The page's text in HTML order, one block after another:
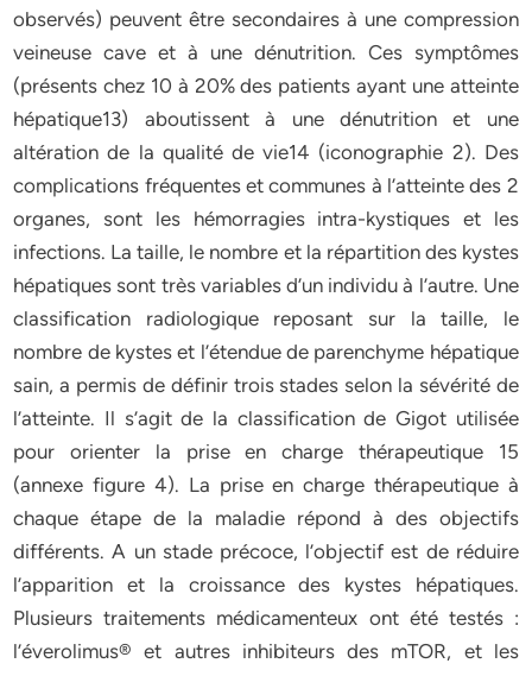
observés) peuvent être secondaires à une compression
veineuse cave et à une dénutrition. Ces symptômes
(présents chez 10 à 20% des patients ayant une atteinte
hépatique13) aboutissent à une dénutrition et une
altération de la qualité de vie14 (iconographie 2). Des
complications fréquentes et communes à l’atteinte des 2
organes, sont les hémorragies intra-kystiques et les
infections. La taille, le nombre et la répartition des kystes
hépatiques sont très variables d’un individu à l’autre. Une
classification radiologique reposant sur la taille, le
nombre de kystes et l’étendue de parenchyme hépatique
sain, a permis de définir trois stades selon la sévérité de
l’atteinte. Il s’agit de la classification de Gigot utilisée
pour orienter la prise en charge thérapeutique 15
(annexe figure 4). La prise en charge thérapeutique à
chaque étape de la maladie répond à des objectifs
différents. A un stade précoce, l’objectif est de réduire
l’apparition et la croissance des kystes hépatiques.
Plusieurs traitements médicamenteux ont été testés :
l’éverolimus® et autres inhibiteurs des mTOR, et les